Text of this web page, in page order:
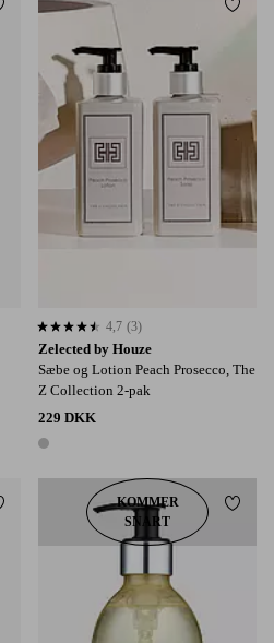
til favoritter
Zelected by Houze
Sæbe og Lotion Peach Prosecco, The
Z Collection 2-pak
229 DKK
1 farve
4,7 baseret på 3 bedømmelser
4,7 (3)
til favoritterKOMMER
SNART